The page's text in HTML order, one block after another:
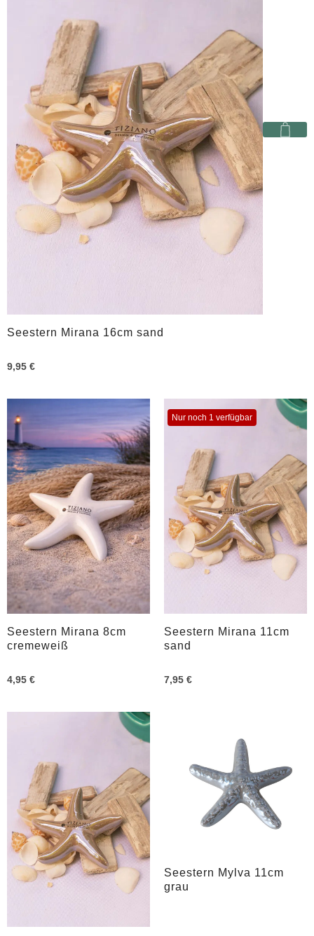
Seestern Mirana 16cm sand
9,95 €
Seestern Mirana 8cm
cremeweiß
4,95 €
Nur noch 1 verfügbar
Seestern Mirana 11cm
sand
7,95 €
Seestern Mylva 11cm
grau